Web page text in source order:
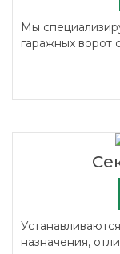
Мы
гаражных ворот
назначения,